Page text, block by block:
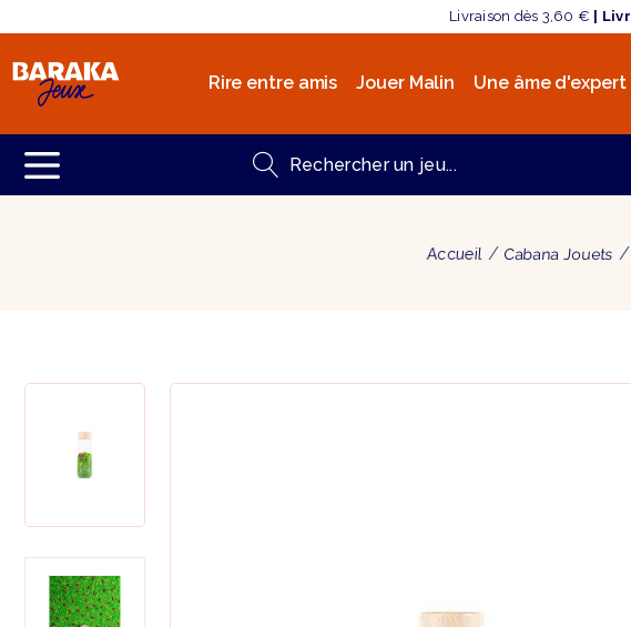
Livraison dès 3,60 € | Livr
Rire entre amis Jouer Malin Une âme d'expert
Accueil Cabana Jouets